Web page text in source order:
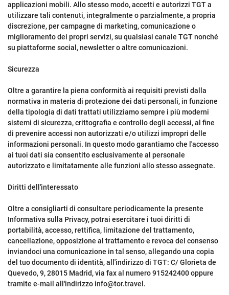
applicazioni mobili. Allo stesso modo, accetti e autorizzi TGT a
utilizzare tali contenuti, integralmente o parzialmente, a propria
discrezione, per campagne di marketing, comunicazione o
miglioramento dei propri servizi, su qualsiasi canale TGT nonché
su piattaforme social, newsletter o altre comunicazioni.
Sicurezza
Oltre a garantire la piena conformità ai requisiti previsti dalla
normativa in materia di protezione dei dati personali, in funzione
della tipologia di dati trattati utilizziamo sempre i più moderni
sistemi di sicurezza, crittografia e controllo degli accessi, al fine
di prevenire accessi non autorizzati e/o utilizzi impropri delle
informazioni personali. In questo modo garantiamo che l'accesso
ai tuoi dati sia consentito esclusivamente al personale
autorizzato e limitatamente alle funzioni allo stesso assegnate.
Diritti dell'interessato
Oltre a consigliarti di consultare periodicamente la presente
Informativa sulla Privacy, potrai esercitare i tuoi diritti di
portabilità, accesso, rettifica, limitazione del trattamento,
cancellazione, opposizione al trattamento e revoca del consenso
inviandoci una comunicazione in tal senso, allegando una copia
del tuo documento di identità, all'indirizzo di TGT: C/ Glorieta de
Quevedo, 9, 28015 Madrid, via fax al numero 915242400 oppure
tramite e-mail all'indirizzo info@tor.travel.